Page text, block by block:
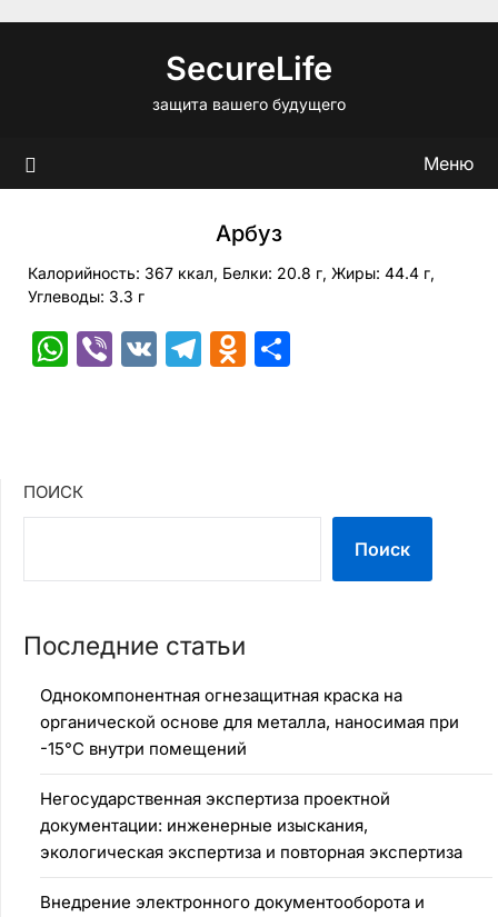
SecureLife
защита вашего будущего
Меню
Арбуз
Калорийность: 367 ккал, Белки: 20.8 г, Жиры: 44.4 г,
Углеводы: 3.3 г
WhatsApp
Viber
VK Telegram
Odnoklassniki
ПОИСК
Поиск
Последние статьи
Однокомпонентная огнезащитная краска на
органической основе для металла, наносимая при
-15°C внутри помещений
Негосударственная экспертиза проектной
документации: инженерные изыскания,
экологическая экспертиза и повторная экспертиза
Внедрение электронного документооборота и